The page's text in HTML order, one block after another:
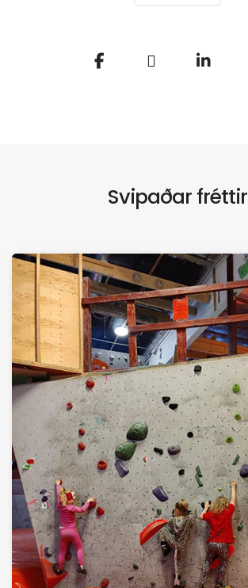
Svipaðar fréttir